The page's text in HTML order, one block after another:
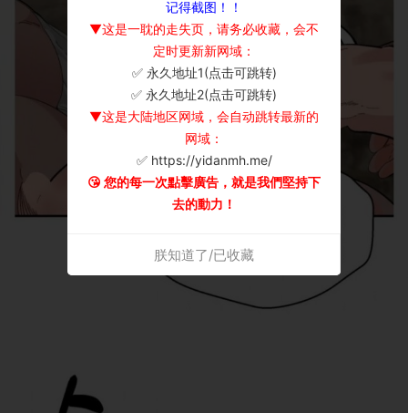
记得截图！！
▼这是一耽的走失页，请务必收藏，会不
定时更新新网域：
✅ 永久地址1(点击可跳转)
✅ 永久地址2(点击可跳转)
▼这是大陆地区网域，会自动跳转最新的
网域：
✅ https://yidanmh.me/
😘 您的每一次點擊廣告，就是我們堅持下
去的動力！
朕知道了/已收藏